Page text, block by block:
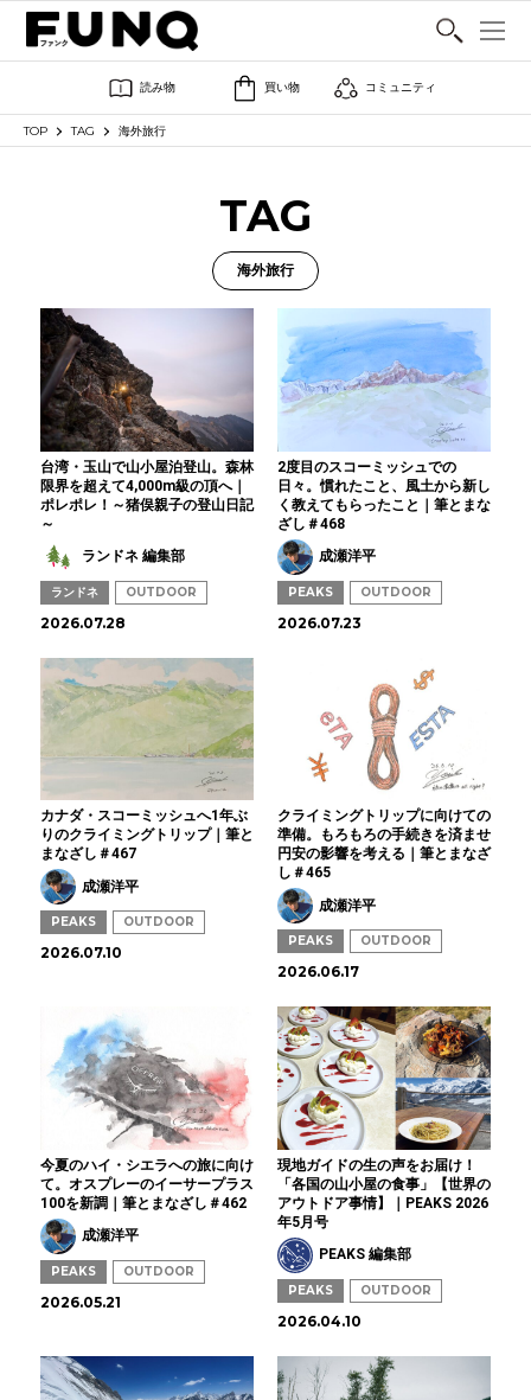
SHARE
読み物 買い物 コミュニティ
TOP TAG 海外旅行
TAG
海外旅行
台湾・玉山で山小屋泊登山。森林
限界を超えて4,000m級の頂へ｜
ポレポレ！～猪俣親子の登山日記
～
ランドネ 編集部
ランドネ OUTDOOR
2026.07.28
2度目のスコーミッシュでの
日々。慣れたこと、風土から新し
く教えてもらったこと｜筆とまな
ざし＃468
成瀬洋平
PEAKS OUTDOOR
2026.07.23
カナダ・スコーミッシュへ1年ぶ
りのクライミングトリップ｜筆と
まなざし＃467
成瀬洋平
PEAKS OUTDOOR
2026.07.10
クライミングトリップに向けての
準備。もろもろの手続きを済ませ
円安の影響を考える｜筆とまなざ
し＃465
成瀬洋平
PEAKS OUTDOOR
2026.06.17
今夏のハイ・シエラへの旅に向け
て。オスプレーのイーサープラス
100を新調｜筆とまなざし＃462
成瀬洋平
PEAKS OUTDOOR
2026.05.21
現地ガイドの生の声をお届け！
「各国の山小屋の食事」【世界の
アウトドア事情】｜PEAKS 2026
年5月号
PEAKS 編集部
PEAKS OUTDOOR
2026.04.10